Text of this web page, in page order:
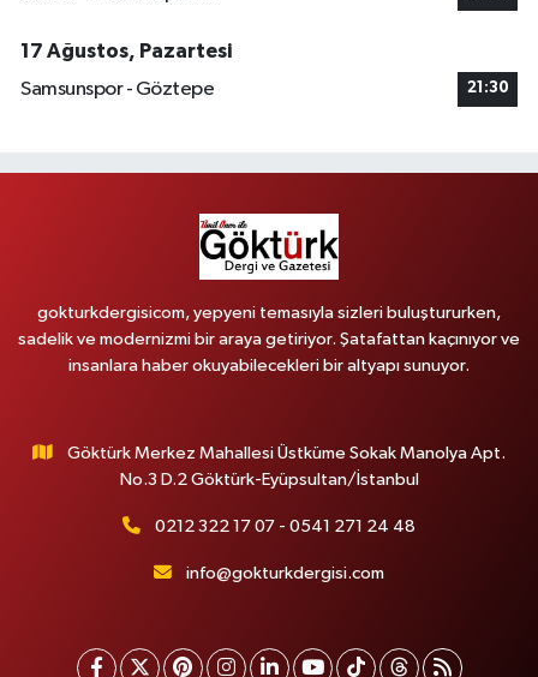
17 Ağustos, Pazartesi
Samsunspor - Göztepe
21:30
gokturkdergisicom, yepyeni temasıyla sizleri buluştururken,
sadelik ve modernizmi bir araya getiriyor. Şatafattan kaçınıyor ve
insanlara haber okuyabilecekleri bir altyapı sunuyor.
Göktürk Merkez Mahallesi Üstküme Sokak Manolya Apt.
No.3 D.2 Göktürk-Eyüpsultan/İstanbul
0212 322 17 07 - 0541 271 24 48
info@gokturkdergisi.com